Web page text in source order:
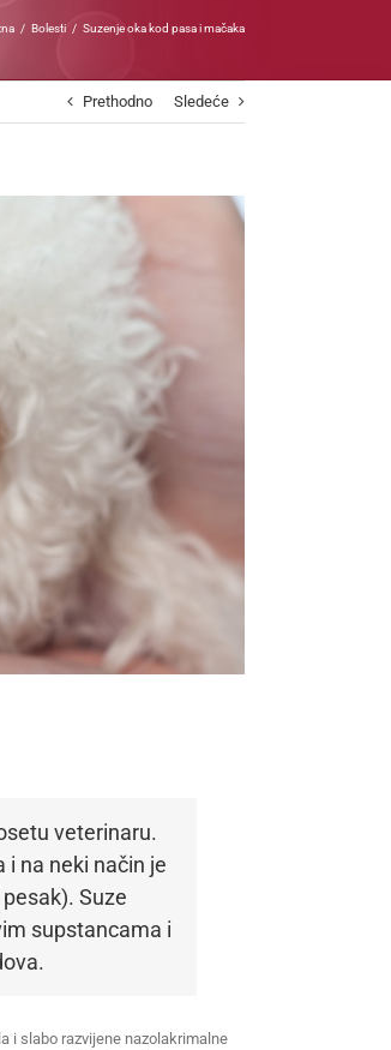
Bolesti Suzenje oka kod pasa i mačaka
Prethodno Sledeće
veterinaru.
i na neki način je
Suze
supstancama i
i slabo razvijene nazolakrimalne